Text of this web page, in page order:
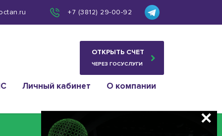
+7 (3812) 29-00-92
ОТКРЫТЬ СЧЕТ
ЧЕРЕЗ ГОСУСЛУГИ
Личный кабинет О компании